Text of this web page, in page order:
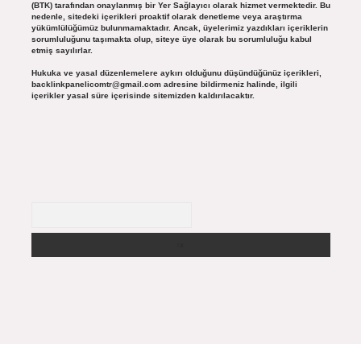
(BTK) tarafından onaylanmış bir Yer Sağlayıcı olarak hizmet vermektedir. Bu
nedenle, sitedeki içerikleri proaktif olarak denetleme veya araştırma
yükümlülüğümüz bulunmamaktadır. Ancak, üyelerimiz yazdıkları içeriklerin
sorumluluğunu taşımakta olup, siteye üye olarak bu sorumluluğu kabul
etmiş sayılırlar.
Hukuka ve yasal düzenlemelere aykırı olduğunu düşündüğünüz içerikleri,
backlinkpanelicomtr@gmail.comadresine bildirmeniz halinde, ilgili
içerikler yasal süre içerisinde sitemizden kaldırılacaktır.